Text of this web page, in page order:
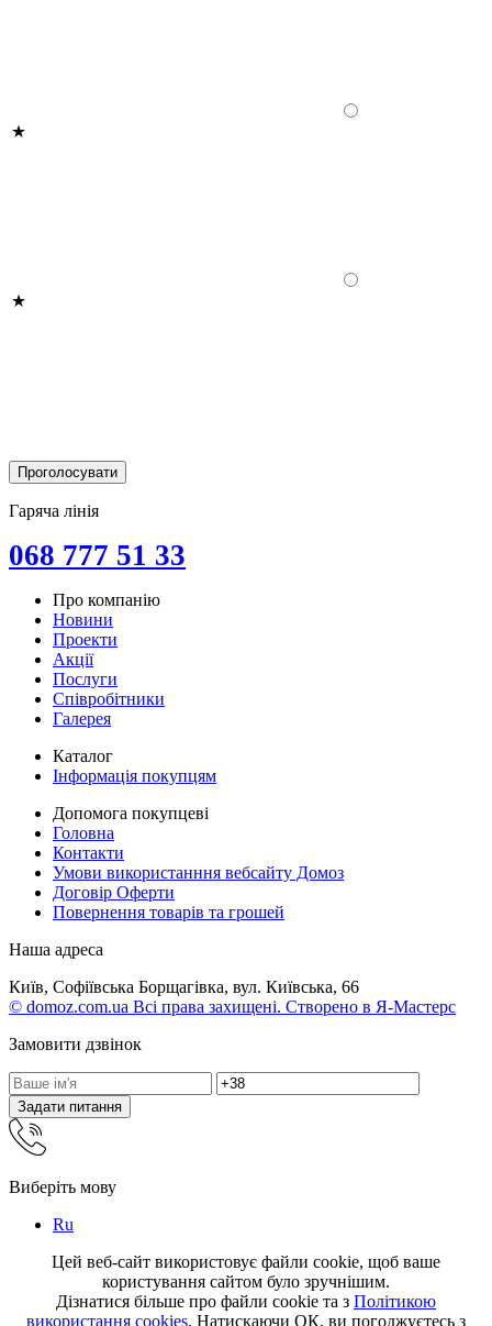
Гаряча лінія
068 777 51 33
Про компанію
Новини
Проекти
Акції
Послуги
Співробітники
Галерея
Каталог
Інформація покупцям
Допомога покупцеві
Головна
Контакти
Умови використанння вебсайту Домоз
Договір Оферти
Повернення товарів та грошей
Наша адреса
Київ, Софіївська Борщагівка, вул. Київська, 66
© domoz.com.ua Всі права захищені. Створено в Я-Мастерс
Замовити дзвінок
Задати питання
Виберіть мову
Ru
Цей веб-сайт використовує файли cookie, щоб ваше
користування сайтом було зручнішим.
Дізнатися більше про файли cookie та з Політикою
використання cookies. Натискаючи ОК, ви погоджуєтесь з